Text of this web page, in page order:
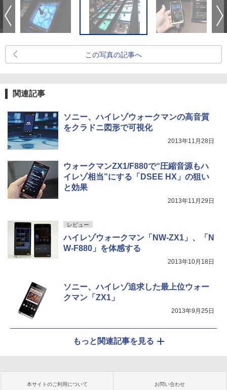
この写真の記事へ
関連記事
ソニー、ハイレゾウォークマンの高音質
をクラドニ図形で可視化
2013年11月28日
ウォークマンZX1/F880で“圧縮音源もハ
イレゾ相当”にする「DSEE HX」の狙い
と効果
2013年11月29日
レビュー
ハイレゾウォークマン「NW-ZX1」、「N
W-F880」を体感する
2013年10月18日
ソニー、ハイレゾ追求した最上位ウォー
クマン「ZX1」
2013年9月25日
もっと関連記事を見る
本サイトのご利用について お問い合わせ